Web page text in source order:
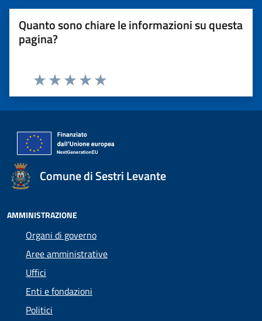
Quanto sono chiare le informazioni su questa
pagina?
Valuta 5 stelle su 5
Valuta 4 stelle su 5
Valuta 3 stelle su 5
Valuta 2 stelle su 5
Valuta 1 stelle su 5
Comune di Sestri Levante
AMMINISTRAZIONE
Organi di governo
Aree amministrative
Uffici
Enti e fondazioni
Politici